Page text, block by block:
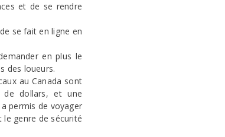
et de se rendre
se fait en ligne en
en plus le
des loueurs.
au Canada sont
de dollars, et une
permis de voyager
le genre de sécurité